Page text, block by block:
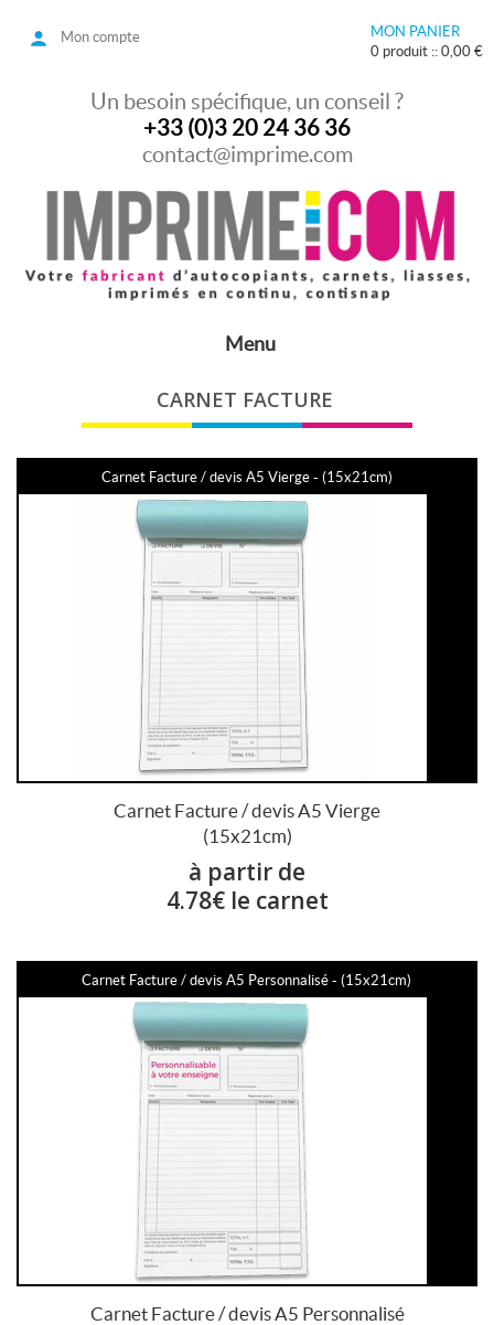
Un besoin spécifique, un conseil ?
+33 (0)3 20 24 36 36
contact@imprime.com
Mon compte
MON PANIER
0 produit :: 0,00 €
Menu
CARNET FACTURE
Carnet Facture / devis A5 Vierge - (15x21cm)
Carnet Facture / devis A5 Vierge
(15x21cm)
à partir de
4.78€ le carnet
Carnet Facture / devis A5 Personnalisé - (15x21cm)
Carnet Facture / devis A5 Personnalisé